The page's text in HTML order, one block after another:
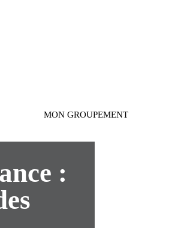
MON GROUPEMENT
: